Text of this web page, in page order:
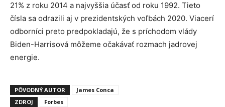
21% z roku 2014 a najvyššia účasť od roku 1992. Tieto
čísla sa odrazili aj v prezidentských voľbách 2020. Viacerí
odborníci preto predpokladajú, že s príchodom vlády
Biden-Harrisová môžeme očakávať rozmach jadrovej
energie.
PÔVODNÝ AUTOR
James Conca
ZDROJ
Forbes